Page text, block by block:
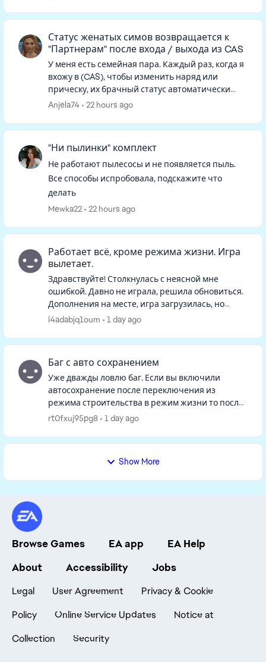
Статус женатых симов возвращается к
"Партнерам" после входа / выхода из CAS
У меня есть семейная пара. Каждый раз, когда я
вхожу в (CAS), чтобы изменить наряд или
прическу, их брачный статус автоматически
удаляется. Когда я возвращаюсь в режим
Anjela74 22 hours ago
"Ни пылинки" комплект
Не работают пылесосы и не появляется пыль.
Все способы испробовала, подскажите что
делать
Mewka22
22 hours ago
Работает всё, кроме режима жизни. Игра
вылетает.
Здравствуйте! Столкнулась с неясной мне
ошибкой. Давно не играла, решила обновиться.
Дополнения на месте, игра загрузилась, но
семьи на начальном экране не оказалось. При
i4adabjq1oum 1 day ago
Баг с авто сохранением
Уже дважды ловлю баг. Если вы включили
автосохранение после переключения из
режима строительства в режим жизни то после
того как вы в режиме строительства все
rt0fxuj95pg8 1 day ago
Show More
Browse Games EA app
EA Help
About
Accessibility Jobs
Legal User Agreement
Privacy & Cookie
Policy
Online Service Updates
Notice at
Collection
Security